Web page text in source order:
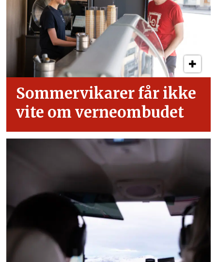
Sommervikarer får ikke
vite om verneombudet